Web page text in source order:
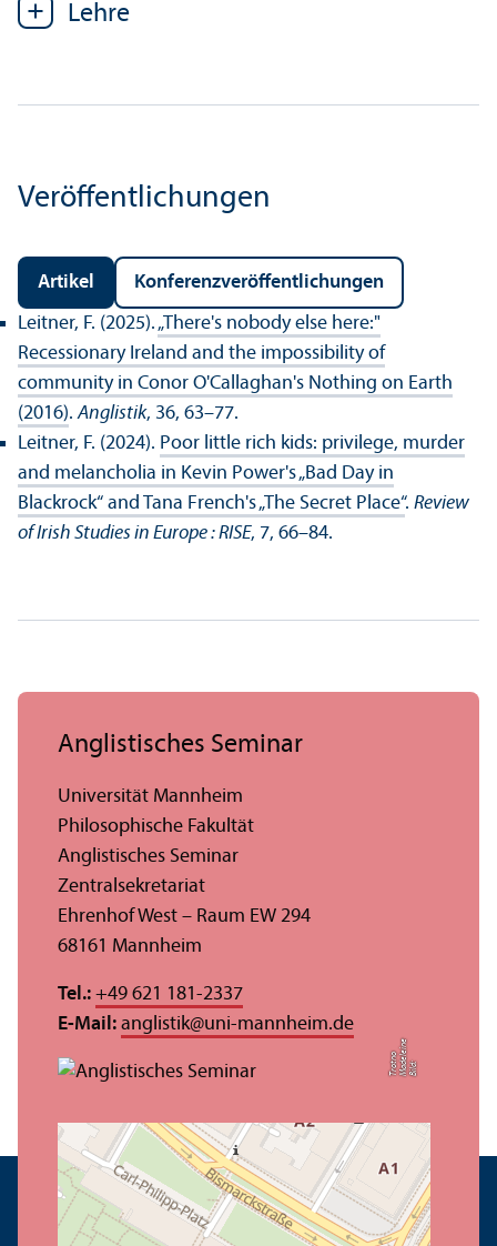
Lehre
Veröffentlichungen
Artikel
Konferenz­veröffentlichungen
Leitner, F. (2025).„There's nobody else here:"
Recessionary Ireland and the impossibility of
community in Conor O'Callaghan's Nothing on Earth
(2016).Anglistik, 36, 63–77.
Leitner, F. (2024). Poor little rich kids: privilege, murder
and melancholia in Kevin Power's „Bad Day in
Blackrock“ and Tana French's „The Secret Place“. Review
of Irish Studies in Europe : RISE, 7, 66–84.
Bil
d:
M
a
d
el ei
n
eT
r
o
t
n
o
Anglistisches Seminar
Universität Mannheim
Philosophische Fakultät
Anglistisches Seminar
Zentralsekretariat
Ehrenhof West – Raum EW 294
68161 Mannheim
Tel.: +49 621 181-2337
E-Mail: anglistik@uni-mannheim.de